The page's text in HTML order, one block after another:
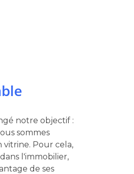
notre objectif :
sommes
Pour cela,
l'immobilier,
de ses